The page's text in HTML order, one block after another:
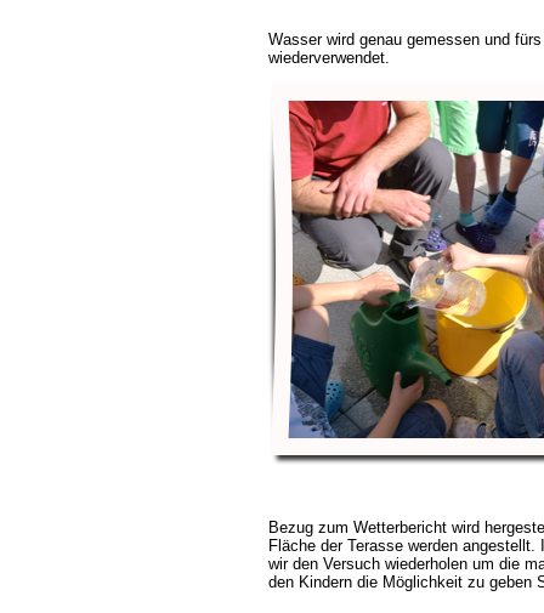
Wasser wird genau gemessen und
wiederverwendet.
Bezug zum Wetterbericht wird
Fläche der Terasse werden
wir den Versuch wiederholen um die
den Kindern die Möglichkeit zu geben